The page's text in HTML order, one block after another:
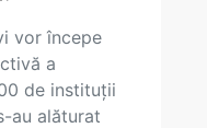
vor începe
a
de instituții
au alăturat